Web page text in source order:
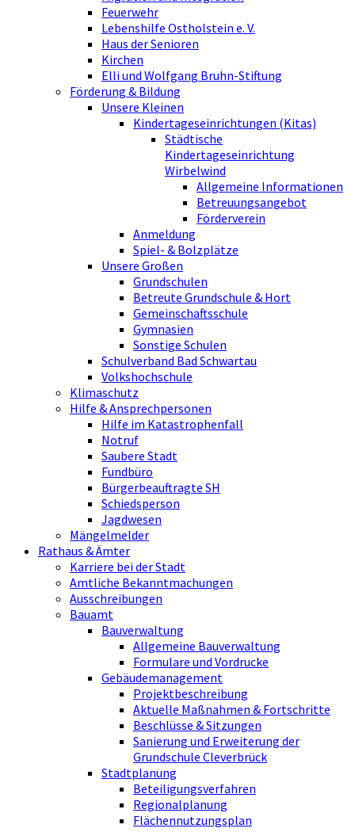
Feuerwehr
Lebenshilfe Ostholstein e. V.
Haus der Senioren
Kirchen
Elli und Wolfgang Bruhn-Stiftung
Förderung & Bildung
Unsere Kleinen
Kindertageseinrichtungen (Kitas)
Städtische
Kindertageseinrichtung
Wirbelwind
Allgemeine Informationen
Betreuungsangebot
Förderverein
Anmeldung
Spiel- & Bolzplätze
Unsere Großen
Grundschulen
Betreute Grundschule & Hort
Gemeinschaftsschule
Gymnasien
Sonstige Schulen
Schulverband Bad Schwartau
Volkshochschule
Klimaschutz
Hilfe & Ansprechpersonen
Hilfe im Katastrophenfall
Notruf
Saubere Stadt
Fundbüro
Bürgerbeauftragte SH
Schiedsperson
Jagdwesen
Mängelmelder
Rathaus & Ämter
Karriere bei der Stadt
Amtliche Bekanntmachungen
Ausschreibungen
Bauamt
Bauverwaltung
Allgemeine Bauverwaltung
Formulare und Vordrucke
Gebäudemanagement
Projektbeschreibung
Aktuelle Maßnahmen & Fortschritte
Beschlüsse & Sitzungen
Sanierung und Erweiterung der
Grundschule Cleverbrück
Stadtplanung
Beteiligungsverfahren
Regionalplanung
Flächennutzungsplan